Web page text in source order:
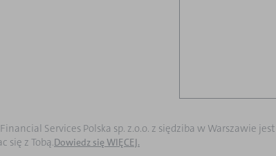
Services Polska sp. z.o.o. z siędziba w Warszawie
się z Tobą.Dowiedz się WIĘCEJ.